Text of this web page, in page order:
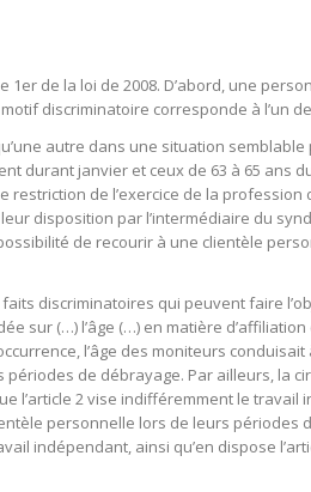
de la loi de 2008. D’abord, une
discriminatoire corresponde à l’un
autre dans une situation
durant janvier et ceux de 63 à 65 ans
de l’exercice de la profession
disposition par l’intermédiaire du
de recourir à une clientèle
discriminatoires qui peuvent faire
sur (…) l’âge (…) en matière
l’âge des moniteurs
de débrayage. Par ailleurs, la
2 vise indifféremment le travail
personnelle lors de leurs périodes
indépendant, ainsi qu’en dispose